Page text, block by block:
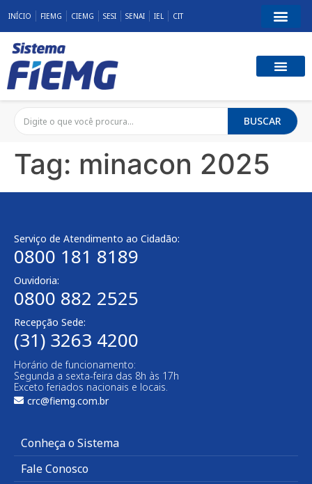
INÍCIO FIEMG CIEMG SESI SENAI IEL CIT
BUSCAR
Tag: minacon 2025
Serviço de Atendimento ao Cidadão:
0800 181 8189
Ouvidoria:
0800 882 2525​
Recepção Sede:
(31) 3263 4200
Horário de funcionamento:
Segunda a sexta-feira das 8h às 17h
Exceto feriados nacionais e locais.
crc@fiemg.com.br
Conheça o Sistema
Fale Conosco